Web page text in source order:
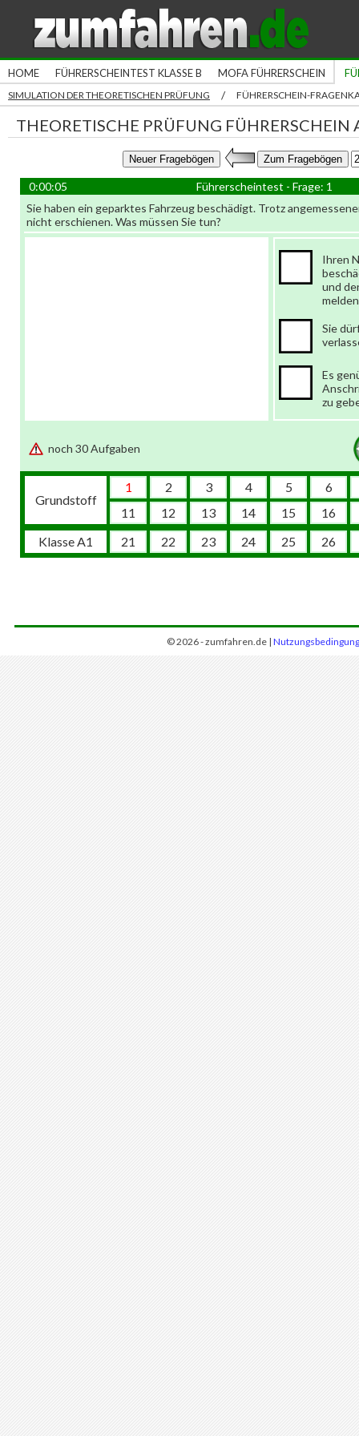
HOME FÜHRERSCHEINTEST KLASSE B MOFA FÜHRERSCHEIN
SIMULATION DER THEORETISCHEN PRÜFUNG / FÜHRERSCHEIN-
THEORETISCHE PRÜFUNG FÜHRERSCHEIN
0:00:05
Führerscheintest - Frage: 1
Sie haben ein geparktes Fahrzeug beschädigt. Trotz
nicht erschienen. Was müssen Sie tun?
Ihren
und
melden
Sie
Es
zu
noch 30 Aufgaben
Grundstoff
1 2 3 4 5
6
11
12 13 14 15
16
Klasse A1
21 22 23 24 25 26
© 2026 - zumfahren.de |